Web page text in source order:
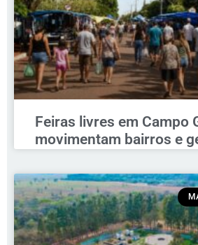
Feiras livres em Campo
movimentam bairros e